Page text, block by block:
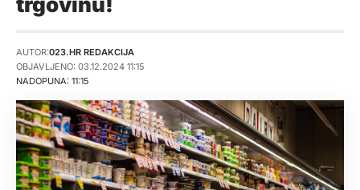
NADOPUNA: 11:15
AUTOR:023.HR REDAKCIJA
OBJAVLJENO: 03.12.2024 11:15